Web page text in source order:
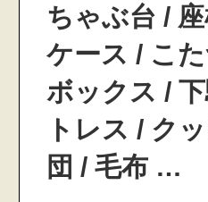
ちゃぶ台 /
ケース / こ
ボックス /
トレス / ク
団 / 毛布 …